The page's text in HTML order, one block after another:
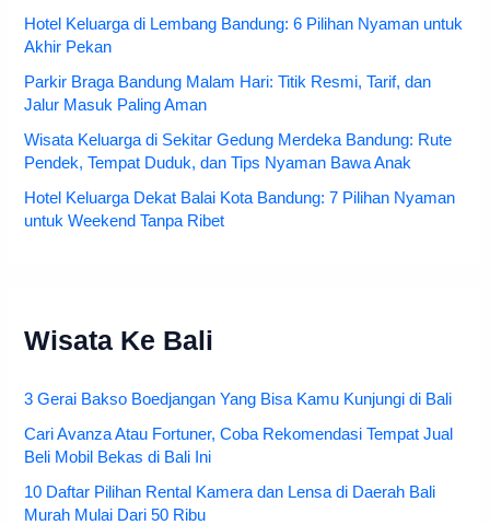
Hotel Keluarga di Lembang Bandung: 6 Pilihan Nyaman untuk
Akhir Pekan
Parkir Braga Bandung Malam Hari: Titik Resmi, Tarif, dan
Jalur Masuk Paling Aman
Wisata Keluarga di Sekitar Gedung Merdeka Bandung: Rute
Pendek, Tempat Duduk, dan Tips Nyaman Bawa Anak
Hotel Keluarga Dekat Balai Kota Bandung: 7 Pilihan Nyaman
untuk Weekend Tanpa Ribet
Wisata Ke Bali
3 Gerai Bakso Boedjangan Yang Bisa Kamu Kunjungi di Bali
Cari Avanza Atau Fortuner, Coba Rekomendasi Tempat Jual
Beli Mobil Bekas di Bali Ini
10 Daftar Pilihan Rental Kamera dan Lensa di Daerah Bali
Murah Mulai Dari 50 Ribu